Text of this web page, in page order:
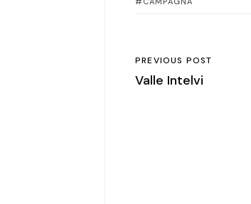
PREVIOUS POST
Valle Intelvi